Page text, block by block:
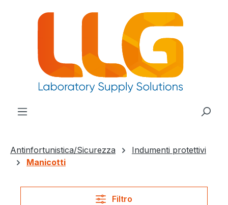
principale
Antinfortunistica/Sicurezza
Indumenti protettivi
Manicotti
Filtro